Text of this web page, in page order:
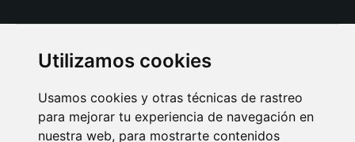
Utilizamos cookies
Usamos cookies y otras técnicas de rastreo
para mejorar tu experiencia de navegación en
nuestra web, para mostrarte contenidos